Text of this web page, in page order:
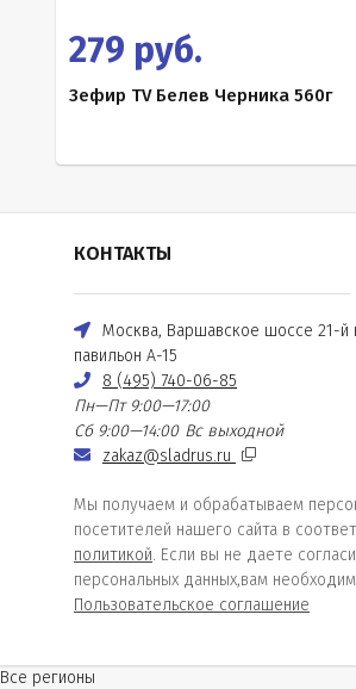
279 руб.
Зефир TV Белев Черника 560г
КОНТАКТЫ
Москва, Варшавское шоссе 21-й
павильон А-15
8 (495) 740-06-85
Пн—Пт 9:00—17:00
Сб 9:00—14:00 Вс выходной
zakaz@sladrus.ru
Мы получаем и обрабатываем
посетителей нашего сайта в
политикой. Если вы не даете
персональных данных,вам
Пользовательское соглашение
Все регионы